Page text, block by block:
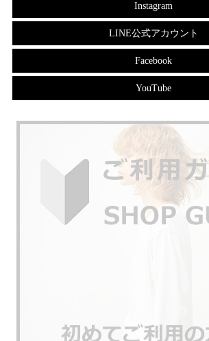
Instagram
LINE公式アカウント
Facebook
YouTube